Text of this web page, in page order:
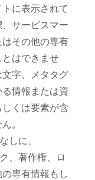
に表示されて
サービスマー
その他の専有
はできませ
字、メタタグ
情報または資
くは要素が含
。
しに、
、著作権、ロ
専有情報もし